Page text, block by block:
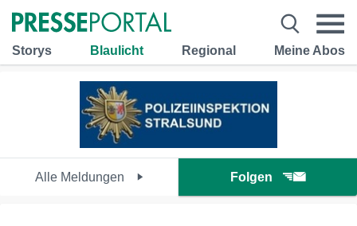
Storys Blaulicht Regional Meine Abos
Alle Meldungen Folgen